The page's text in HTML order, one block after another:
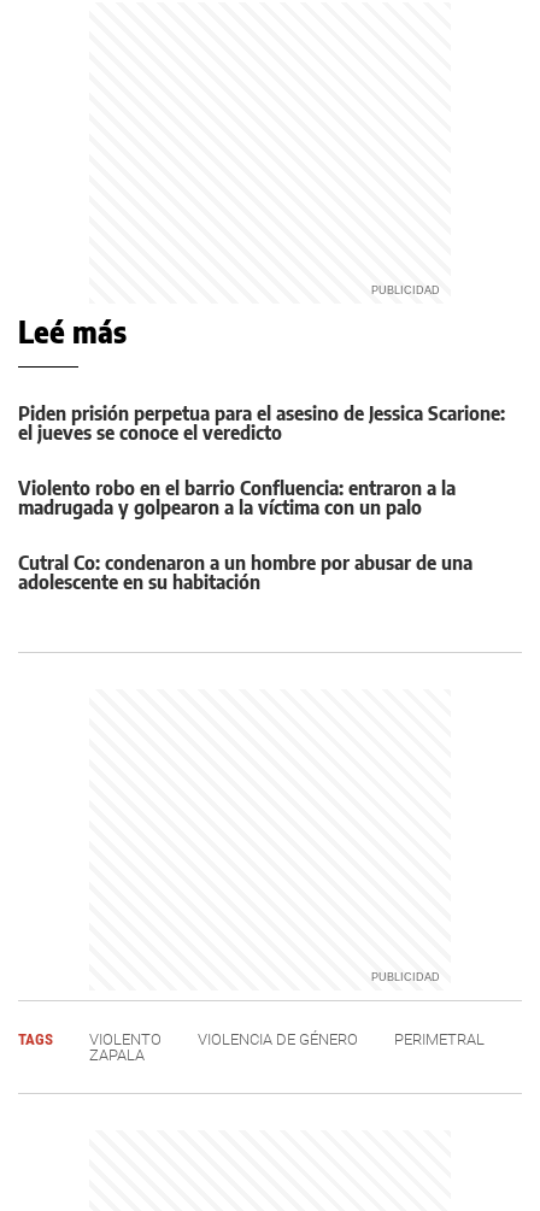
Leé más
Piden prisión perpetua para el asesino de Jessica Scarione:
el jueves se conoce el veredicto
Violento robo en el barrio Confluencia: entraron a la
madrugada y golpearon a la víctima con un palo
Cutral Co: condenaron a un hombre por abusar de una
adolescente en su habitación
TAGS VIOLENTO VIOLENCIA DE GÉNERO
PERIMETRAL
ZAPALA